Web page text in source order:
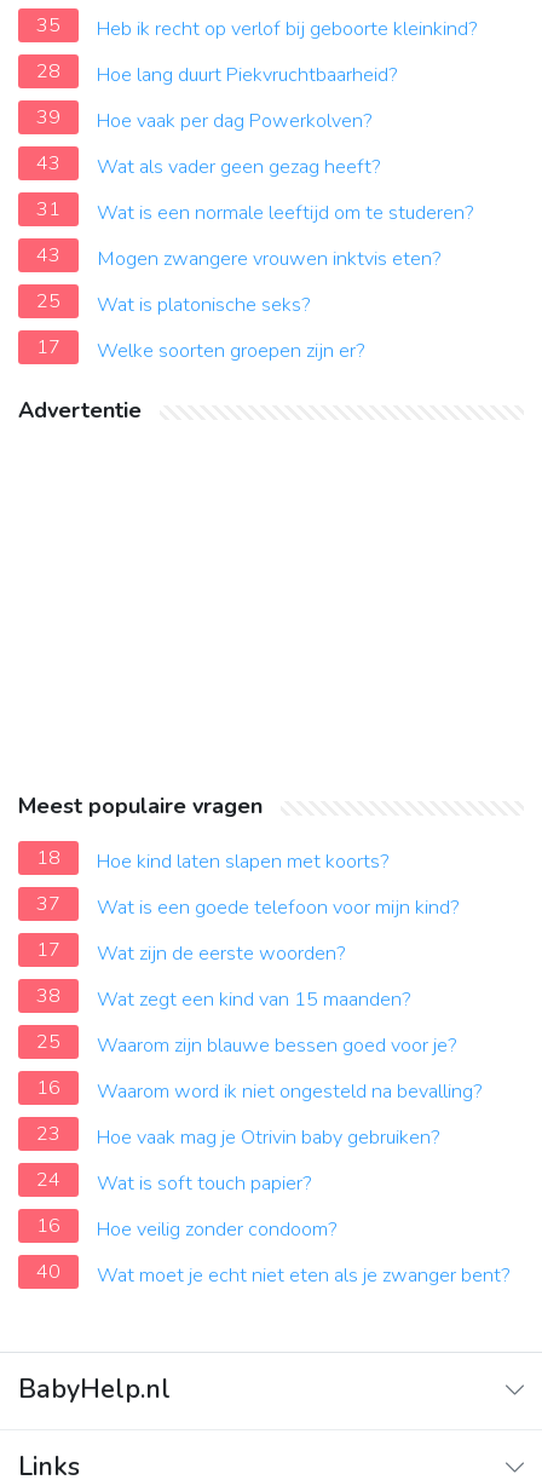
35
Heb ik recht op verlof bij geboorte kleinkind?
28
Hoe lang duurt Piekvruchtbaarheid?
39
Hoe vaak per dag Powerkolven?
43
Wat als vader geen gezag heeft?
31
Wat is een normale leeftijd om te studeren?
43
Mogen zwangere vrouwen inktvis eten?
25
Wat is platonische seks?
17
Welke soorten groepen zijn er?
Advertentie
Meest populaire vragen
18
Hoe kind laten slapen met koorts?
37
Wat is een goede telefoon voor mijn kind?
17
Wat zijn de eerste woorden?
38
Wat zegt een kind van 15 maanden?
25
Waarom zijn blauwe bessen goed voor je?
16
Waarom word ik niet ongesteld na bevalling?
23
Hoe vaak mag je Otrivin baby gebruiken?
24
Wat is soft touch papier?
16
Hoe veilig zonder condoom?
40
Wat moet je echt niet eten als je zwanger bent?
BabyHelp.nl
Links